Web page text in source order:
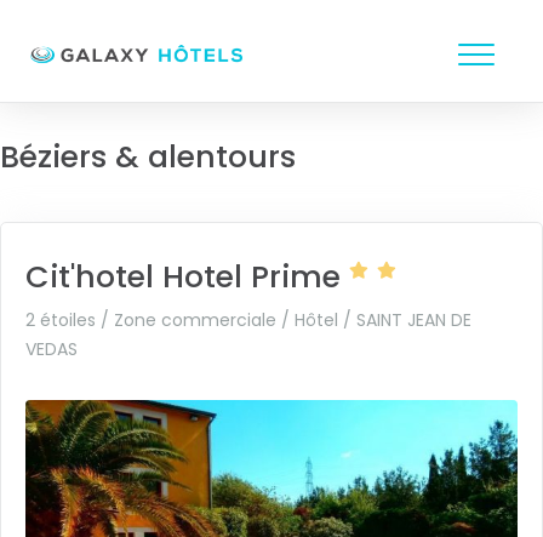
Béziers & alentours
Cit'hotel Hotel Prime
2 étoiles / Zone commerciale / Hôtel / SAINT JEAN DE
VEDAS